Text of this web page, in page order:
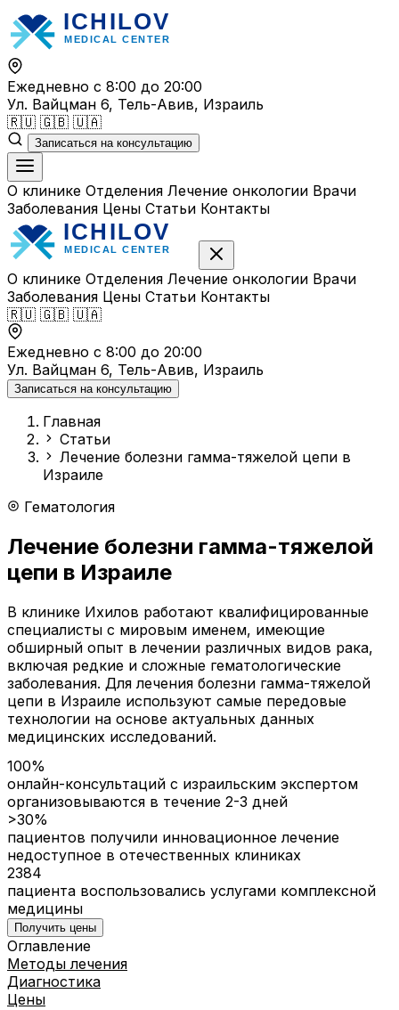
Перейти
к
содержимому
Ежедневно с 8:00 до 20:00
Ул. Вайцман 6, Тель-Авив, Израиль
🇷🇺 🇬🇧 🇺🇦
Записаться на консультацию
О клинике Отделения Лечение онкологии Врачи
Заболевания Цены Статьи Контакты
О клинике Отделения Лечение онкологии Врачи
Заболевания Цены Статьи Контакты
🇷🇺 🇬🇧 🇺🇦
Ежедневно с 8:00 до 20:00
Ул. Вайцман 6, Тель-Авив, Израиль
Записаться на консультацию
Главная
Статьи
Лечение болезни гамма-тяжелой цепи в
Израиле
Гематология
Лечение болезни гамма-тяжелой
цепи в Израиле
В клинике Ихилов работают квалифицированные
специалисты с мировым именем, имеющие
обширный опыт в лечении различных видов рака,
включая редкие и сложные гематологические
заболевания. Для лечения болезни гамма-тяжелой
цепи в Израиле используют самые передовые
технологии на основе актуальных данных
медицинских исследований.
100%
онлайн-консультаций с израильским экспертом
организовываются в течение 2-3 дней
>30%
пациентов получили инновационное лечение
недоступное в отечественных клиниках
2384
пациента воспользовались услугами комплексной
медицины
Получить цены
Оглавление
Методы лечения
Диагностика
Цены